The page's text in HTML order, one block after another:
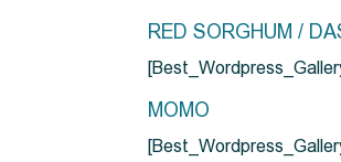
RED SORGHUM /
MOMO